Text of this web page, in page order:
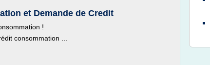
et Demande de Credit
!
consommation ...